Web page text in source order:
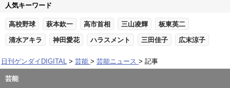
人気キーワード
高校野球 萩本欽一 高市首相 三山凌輝 板東英二
清水アキラ 神田愛花 ハラスメント 三田佳子 広末涼子
日刊ゲンダイDIGITAL 芸能 芸能ニュース 記事
芸能